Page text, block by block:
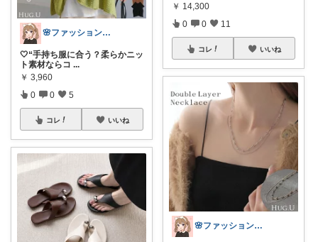
🌸ファッションハナコの可愛さラボ🌸
🤍“手持ち服に合う？柔らかニッ
ト素材ならコ ...
￥ 3,960
0 0 5
コレ いいね
￥ 14,300
0 0 11
コレ いいね
🌸ファッションハナコの可愛さラボ🌸